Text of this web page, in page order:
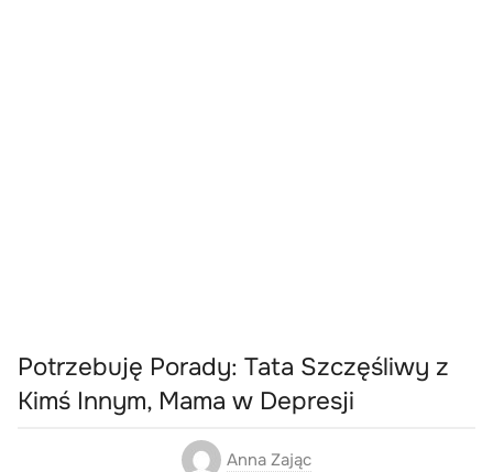
Potrzebuję Porady: Tata Szczęśliwy z
Kimś Innym, Mama w Depresji
Anna Zając